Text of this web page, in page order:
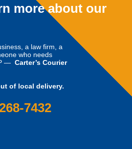
more about our
a law firm, a
who needs
— Carter’s Courier
of local delivery.
7432